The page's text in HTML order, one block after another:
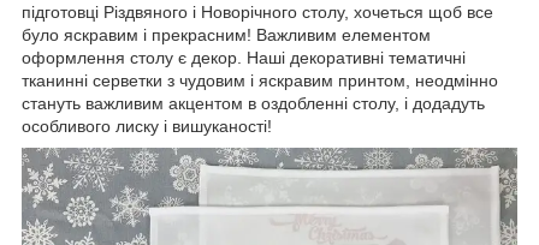
підготовці Різдвяного і Новорічного столу, хочеться щоб все
було яскравим і прекрасним! Важливим елементом
оформлення столу є декор. Наші декоративні тематичні
тканинні серветки з чудовим і яскравим принтом, неодмінно
стануть важливим акцентом в оздобленні столу, і додадуть
особливого лиску і вишуканості!